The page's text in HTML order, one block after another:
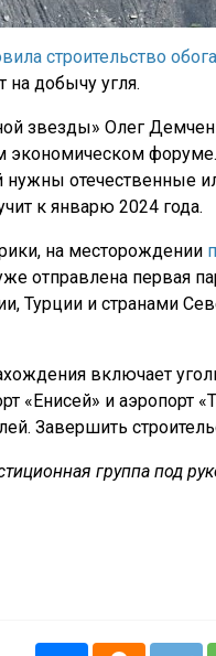
строительство
на добычу угля.
звезды» Олег
экономическом
отечественные
к январю 2024 года.
на месторождении
отправлена первая
Турции и странами
включает
«Енисей» и аэропорт
Завершить
группа под